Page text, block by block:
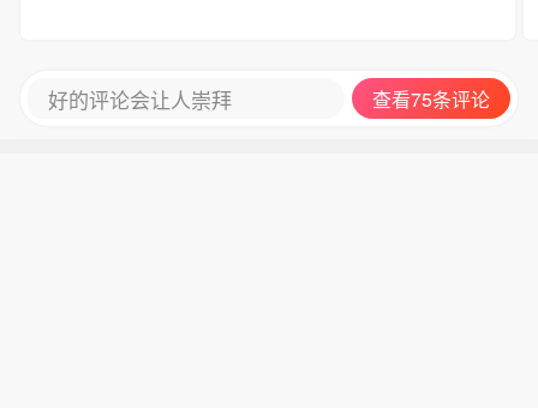
看，而且质量也都在线，他值得更大的舞台，谢
好的评论会让人崇拜 查看75条评论